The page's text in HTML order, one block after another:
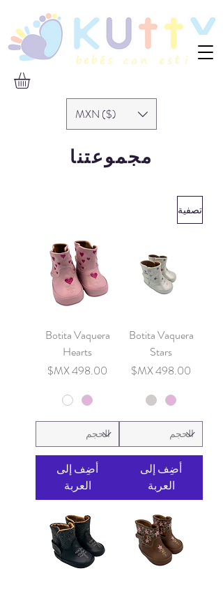
MXN ($)
مجموعتنا
تصفية
Botita Vaquera
Stars
السعر
أضِف إلى
العربة
Botita Vaquera
Hearts
السعر
أضِف إلى
العربة